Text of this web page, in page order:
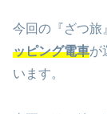
今回の『ざつ旅
ッピング電車が
います。